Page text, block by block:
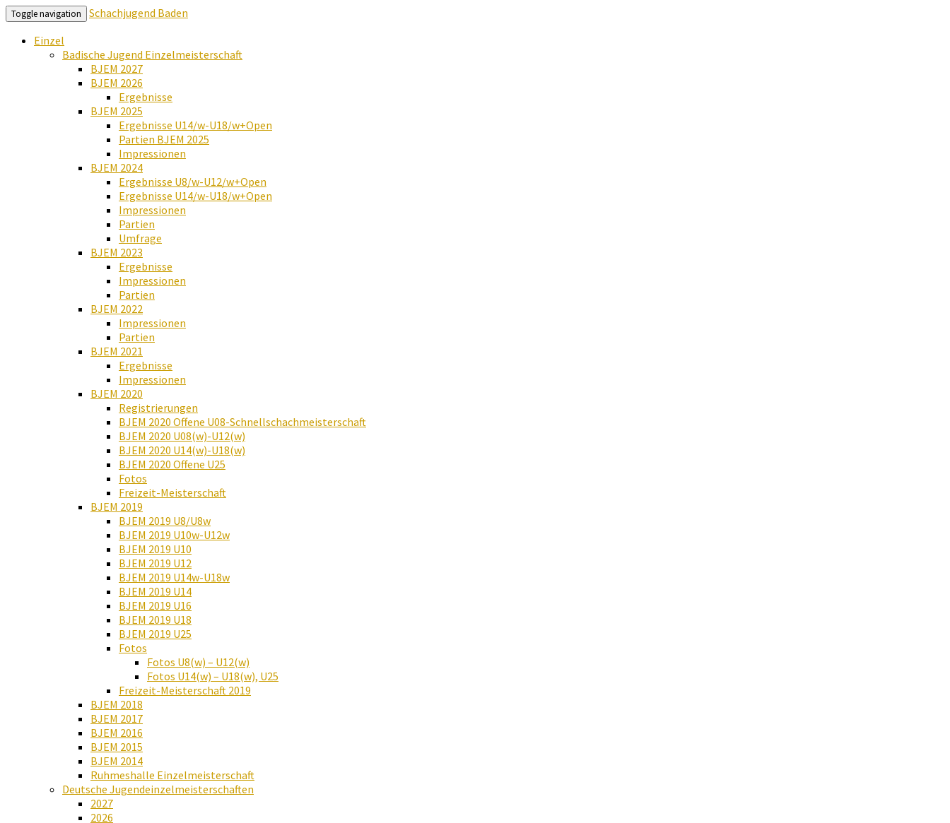
Toggle navigation
Schachjugend Baden
Einzel
Badische Jugend Einzelmeisterschaft
BJEM 2027
BJEM 2026
Ergebnisse
BJEM 2025
Ergebnisse U14/w-U18/w+Open
Partien BJEM 2025
Impressionen
BJEM 2024
Ergebnisse U8/w-U12/w+Open
Ergebnisse U14/w-U18/w+Open
Impressionen
Partien
Umfrage
BJEM 2023
Ergebnisse
Impressionen
Partien
BJEM 2022
Impressionen
Partien
BJEM 2021
Ergebnisse
Impressionen
BJEM 2020
Registrierungen
BJEM 2020 Offene U08-Schnellschachmeisterschaft
BJEM 2020 U08(w)-U12(w)
BJEM 2020 U14(w)-U18(w)
BJEM 2020 Offene U25
Fotos
Freizeit-Meisterschaft
BJEM 2019
BJEM 2019 U8/U8w
BJEM 2019 U10w-U12w
BJEM 2019 U10
BJEM 2019 U12
BJEM 2019 U14w-U18w
BJEM 2019 U14
BJEM 2019 U16
BJEM 2019 U18
BJEM 2019 U25
Fotos
Fotos U8(w) – U12(w)
Fotos U14(w) – U18(w), U25
Freizeit-Meisterschaft 2019
BJEM 2018
BJEM 2017
BJEM 2016
BJEM 2015
BJEM 2014
Ruhmeshalle Einzelmeisterschaft
Deutsche Jugendeinzelmeisterschaften
2027
2026